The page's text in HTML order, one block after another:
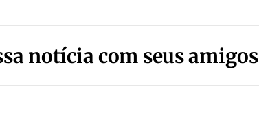
notícia com seus amigos